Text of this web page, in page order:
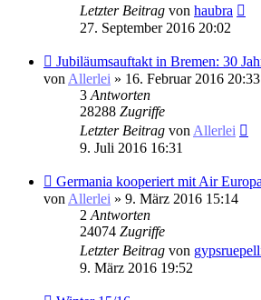
Letzter Beitrag von haubra
27. September 2016 20:02
Jubiläumsauftakt in Bremen: 30
von Allerlei » 16. Februar 2016 20:33
3 Antworten
28288 Zugriffe
Letzter Beitrag von Allerlei
9. Juli 2016 16:31
Germania kooperiert mit Air Europa
von Allerlei » 9. März 2016 15:14
2 Antworten
24074 Zugriffe
Letzter Beitrag von
9. März 2016 19:52